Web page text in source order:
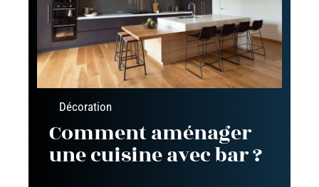
Décoration
Comment aménager
une cuisine avec bar ?